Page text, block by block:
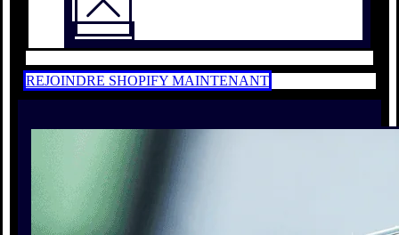
REJOINDRE SHOPIFY MAINTENANT